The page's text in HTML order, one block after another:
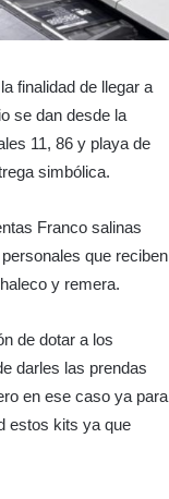
finalidad de llegar a
se dan desde la
11, 86 y playa de
simbólica.
Franco salinas
que reciben
y remera.
de dotar a los
darles las prendas
en ese caso ya para
estos kits ya que